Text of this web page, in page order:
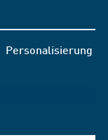
Personalisierung